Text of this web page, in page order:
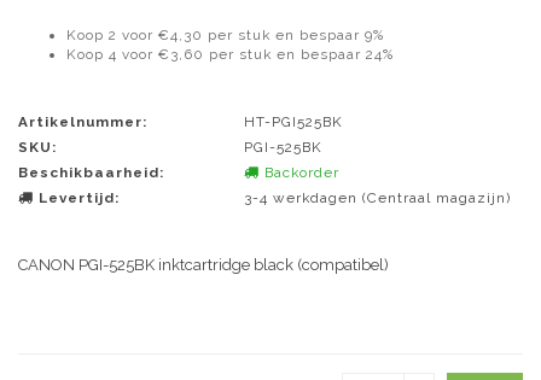
Koop 2 voor €4,30 per stuk en bespaar 9%
Koop 4 voor €3,60 per stuk en bespaar 24%
Artikelnummer:
HT-PGI525BK
SKU:
PGI-525BK
Beschikbaarheid:
Backorder
Levertijd:
3-4 werkdagen (Centraal magazijn)
CANON PGI-525BK inktcartridge black (compatibel)